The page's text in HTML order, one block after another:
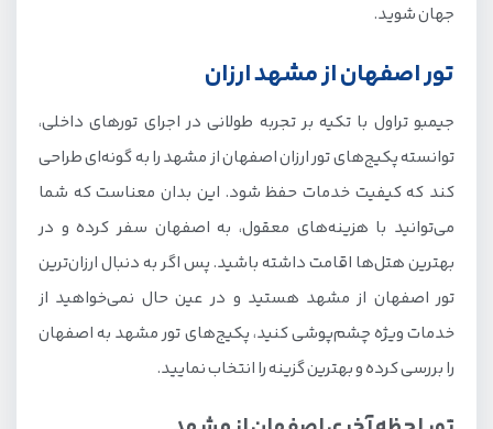
جهان شوید.
تور اصفهان از مشهد ارزان
جیمبو تراول با تکیه بر تجربه طولانی در اجرای تورهای داخلی،
توانسته پکیج‌های تور ارزان اصفهان از مشهد را به گونه‌ای طراحی
کند که کیفیت خدمات حفظ شود. این بدان معناست که شما
می‌توانید با هزینه‌های معقول، به اصفهان سفر کرده و در
بهترین هتل‌ها اقامت داشته باشید. پس اگر به دنبال ارزان‌ترین
تور اصفهان از مشهد هستید و در عین حال نمی‌خواهید از
خدمات ویژه چشم‌پوشی کنید، پکیج‌های تور مشهد به اصفهان
را بررسی کرده و بهترین گزینه را انتخاب نمایید.